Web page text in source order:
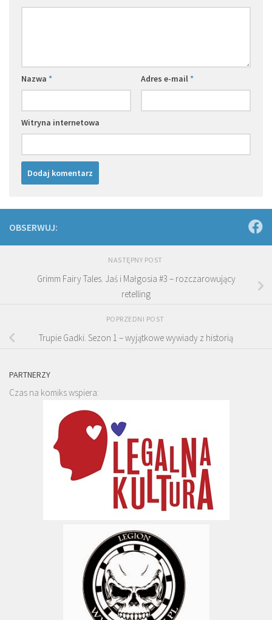
Nazwa * Adres e-mail*
Witryna internetowa
OBSERWUJ:
NASTĘPNY POST
Grimm Fairy Tales. Jaś i Małgosia #3 – rozczarowujący
retelling
POPRZEDNI POST
Trupie Gadki. Sezon 1 – wyjątkowe wywiady z historią
PARTNERZY
Czas na komiks wspiera: